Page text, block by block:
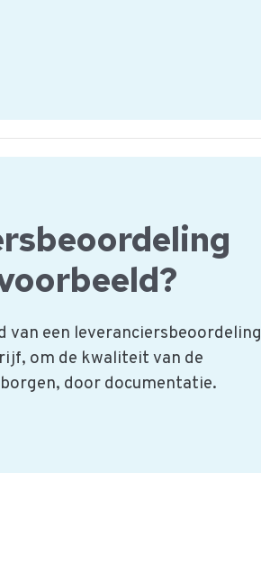
van een leveranciersbeoordeling
om de kwaliteit van de
door documentatie.